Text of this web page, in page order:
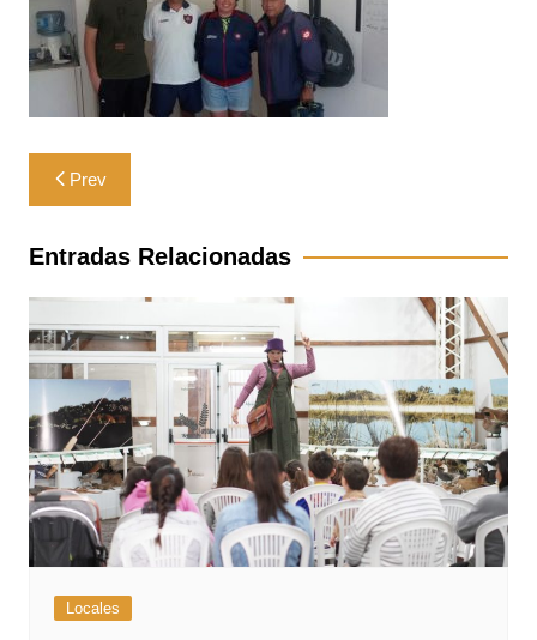
Navegación
de
entradas
Prev
Entradas Relacionadas
Locales